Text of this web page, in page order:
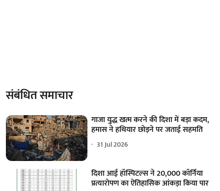
संबंधित समाचार
गाजा युद्ध खत्म करने की दिशा में बड़ा कदम,
हमास ने हथियार छोड़ने पर जताई सहमति
31 Jul 2026
दिशा आई हॉस्पिटल्स ने 20,000 कॉर्निया
प्रत्यारोपण का ऐतिहासिक आंकड़ा किया पार